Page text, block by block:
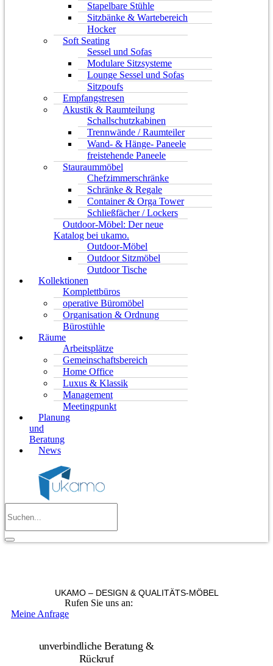
Stapelbare Stühle
Sitzbänke & Wartebereich
Hocker
Soft Seating
Sessel und Sofas
Modulare Sitzsysteme
Lounge Sessel und Sofas
Sitzpoufs
Empfangstresen
Akustik & Raumteilung
Schallschutzkabinen
Trennwände / Raumteiler
Wand- & Hänge- Paneele
freistehende Paneele
Stauraummöbel
Chefzimmerschränke
Schränke & Regale
Container & Orga Tower
Schließfächer / Lockers
Outdoor-Möbel: Der neue
Katalog bei ukamo.
Outdoor-Möbel
Outdoor Sitzmöbel
Outdoor Tische
Kollektionen
Komplettbüros
operative Büromöbel
Organisation & Ordnung
Bürostühle
Räume
Arbeitsplätze
Gemeinschaftsbereich
Home Office
Luxus & Klassik
Management
Meetingpunkt
Planung
und
Beratung
News
UKAMO – DESIGN & QUALITÄTS-MÖBEL
Rufen Sie uns an:
Meine Anfrage
unverbindliche Beratung &
Rückruf